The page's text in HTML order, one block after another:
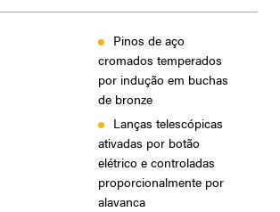
Pinos de aço
cromados temperados
por indução em buchas
de bronze
Lanças telescópicas
ativadas por botão
elétrico e controladas
proporcionalmente por
alavanca